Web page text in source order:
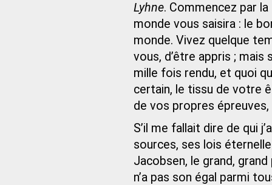
Lyhne. Commencez par
monde vous saisira : le
monde. Vivez quelque
vous, d’être appris ;
mille fois rendu, et quoi
certain, le tissu de votre
de vos propres
S’il me fallait dire de qui
sources, ses lois
Jacobsen, le grand,
n’a pas son égal parmi